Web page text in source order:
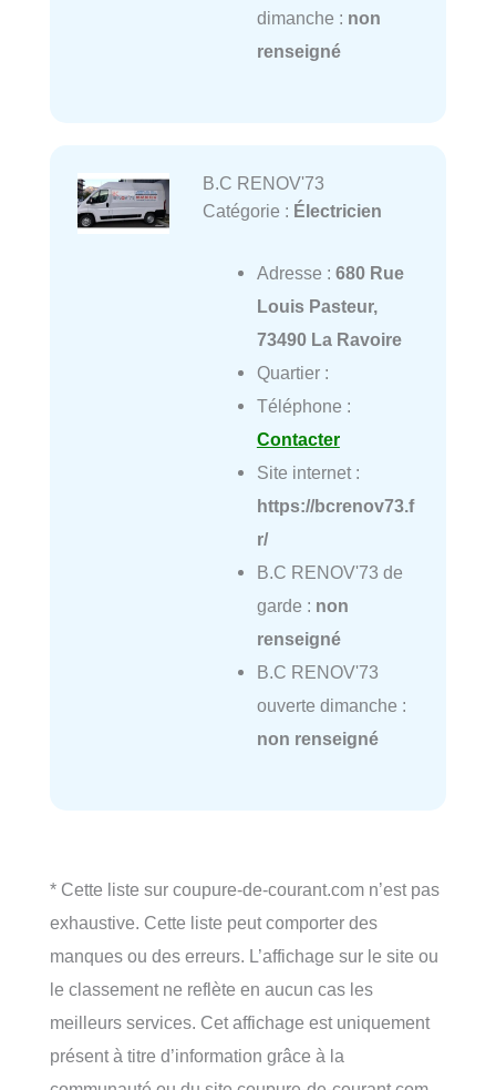
dimanche : non
renseigné
B.C RENOV'73
Catégorie : Électricien
Adresse : 680 Rue
Louis Pasteur,
73490 La Ravoire
Quartier :
Téléphone :
Contacter
Site internet :
https://bcrenov73.f
r/
B.C RENOV'73 de
garde : non
renseigné
B.C RENOV'73
ouverte dimanche :
non renseigné
* Cette liste sur coupure-de-courant.com n’est pas
exhaustive. Cette liste peut comporter des
manques ou des erreurs. L’affichage sur le site ou
le classement ne reflète en aucun cas les
meilleurs services. Cet affichage est uniquement
présent à titre d’information grâce à la